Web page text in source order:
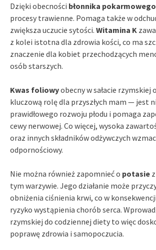
Dzięki obecności błonnika pokarmowego
procesy trawienne. Pomaga także w
zwiększa uczucie sytości. Witamina K
z kolei istotna dla zdrowia kości, co ma
znaczenie dla kobiet przechodzących
osób starszych.
Kwas foliowyobecny w sałacie rzymskiej
kluczową rolę dla przyszłych mam — jest
prawidłowego rozwoju płodu i pomaga
cewy nerwowej. Co więcej, wysoka
oraz innych składników odżywczych
odpornościowy.
Nie można również zapomnieć o potasie
tym warzywie. Jego działanie może
obniżenia ciśnienia krwi, co w
ryzyko wystąpienia chorób serca.
rzymskiej do codziennej diety to więc
poprawę zdrowia i samopoczucia.